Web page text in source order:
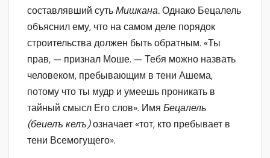
составлявший сутьМишкана.Однако Бецалель
объяснил ему, что на самом деле порядок
строительства должен быть обратным. «Ты
прав, — признал Моше. — Тебя можно назвать
человеком, пребывающим в тени Ашема,
потому что ты мудр и умеешь проникать в
тайный смысл Его слов». Имя Бецалель
(беиелъ келъ)означает «тот, кто пребывает в
тени Всемогущего».